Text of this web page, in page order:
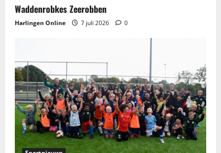
Waddenrobkes Zeerobben
Harlingen Online 7 juli 2026 0